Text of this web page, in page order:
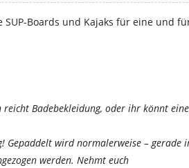
Boards und Kajaks für eine und
reicht Badebekleidung, oder ihr könnt eine
Gepaddelt wird normalerweise – gerade
werden. Nehmt euch